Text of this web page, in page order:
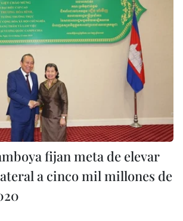
fijan meta de elevar
a cinco mil millones de